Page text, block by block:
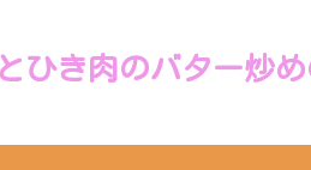
ひき肉のバター炒